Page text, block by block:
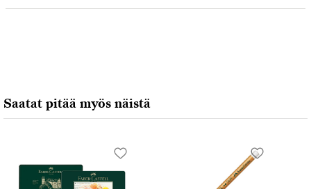
90546 Stein, Germany
info@Faber-Castell.de
Saatat pitää myös näistä